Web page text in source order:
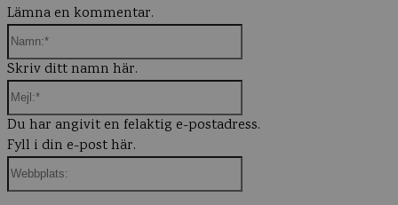
Lämna en kommentar.
Skriv ditt namn här.
Du har angivit en felaktig e-postadress.
Fyll i din e-post här.